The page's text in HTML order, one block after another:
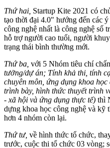
Thứ hai, Startup Kite 2021 có
tạo thời đại 4.0" hướng đến các
công nghệ nhất là công nghệ số
hỗ trợ người cao tuổi, người
trạng thái bình thường mới.
Thứ ba, với 5 Nhóm tiêu chí
tưởng/dự án; Tính khả thi, tính
chuyên môn, ứng dụng khoa
trình bày, hình thức thuyết trình
- xã hội và ứng dụng thực tế) thì
dựng khoa học công nghệ và kỹ
hơn 4 nhóm còn lại.
Thứ tư, về hình thức tổ chức,
trước, cuộc thi tổ chức 03 vòng;